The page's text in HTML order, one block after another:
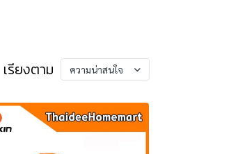
เรียงตาม ความน่าสนใจ